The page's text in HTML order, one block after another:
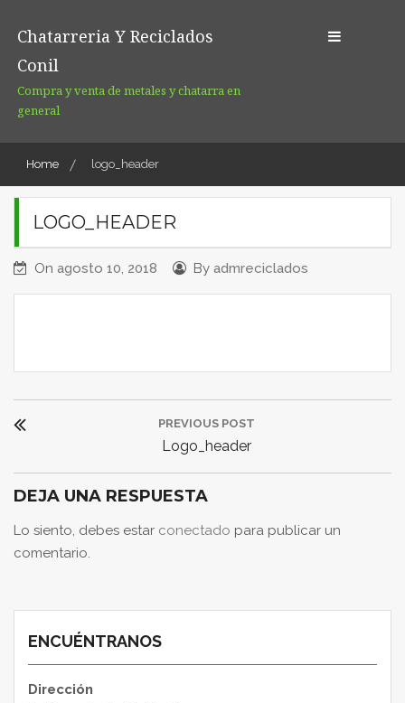
Chatarreria Y Reciclados
Conil
Compra y venta de metales y chatarra en
general
Home logo_header
LOGO_HEADER
On agosto 10, 2018 By admreciclados
de
PREVIOUS POST
Previous
Post:
Logo_header
DEJA UNA RESPUESTA
Lo siento, debes estar conectado para publicar un
comentario.
ENCUÉNTRANOS
Dirección